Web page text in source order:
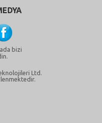
bizi
Ltd.